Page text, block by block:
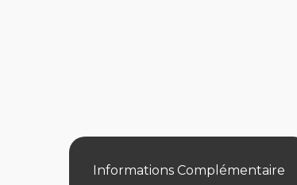
Informations Complémentaire